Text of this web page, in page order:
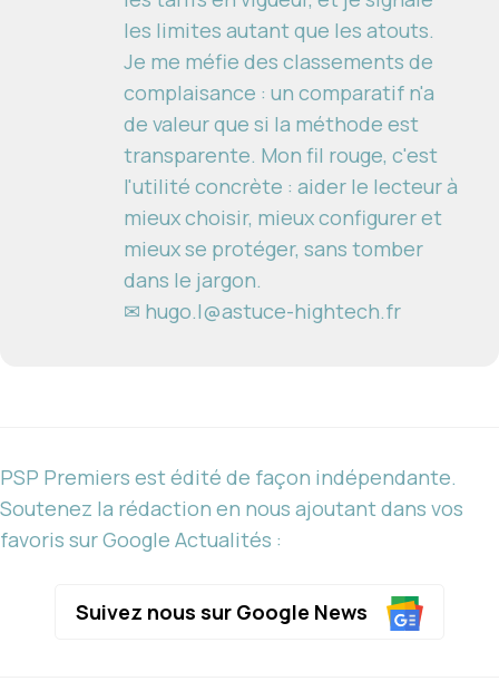
les limites autant que les atouts.
Je me méfie des classements de
complaisance : un comparatif n'a
de valeur que si la méthode est
transparente. Mon fil rouge, c'est
l'utilité concrète : aider le lecteur à
mieux choisir, mieux configurer et
mieux se protéger, sans tomber
dans le jargon.
✉ hugo.l@astuce-hightech.fr
PSP Premiers est édité de façon indépendante.
Soutenez la rédaction en nous ajoutant dans vos
favoris sur Google Actualités :
Suivez nous sur Google News